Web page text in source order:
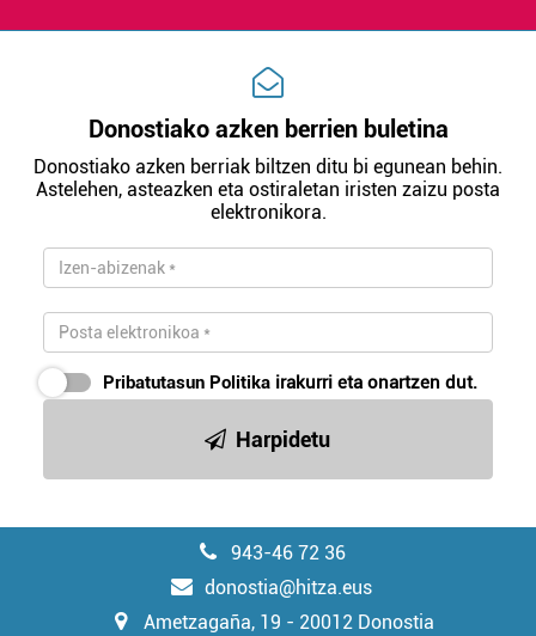
Donostiako azken berrien buletina
Donostiako azken berriak biltzen ditu bi egunean behin.
Astelehen, asteazken eta ostiraletan iristen zaizu posta
elektronikora.
Pribatutasun Politika irakurri eta onartzen dut.
Harpidetu
943-46 72 36
donostia@hitza.eus
Ametzagaña, 19 - 20012 Donostia